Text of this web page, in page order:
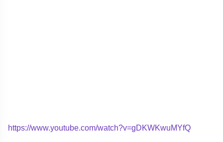
https://www.youtube.com/watch?v=gDKWKwuMYfQ